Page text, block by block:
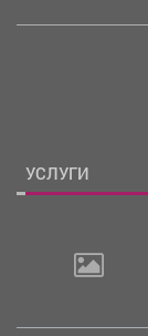
УСЛУГИ